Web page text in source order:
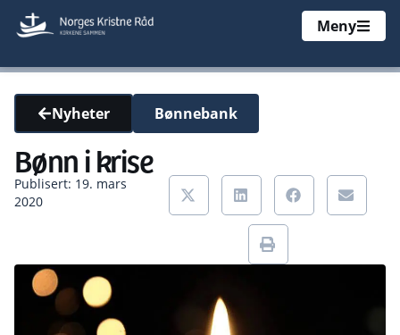
Meny
Nyheter Bønnebank
Bønn i krise
Publisert: 19. mars
2020